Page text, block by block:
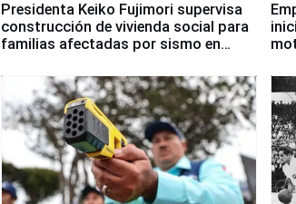
Presidenta Keiko Fujimori supervisa
construcción de vivienda social para
familias afectadas por sismo en